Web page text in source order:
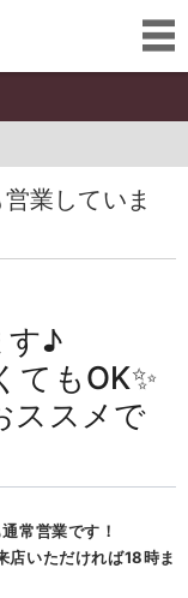
業していま
す♪
てもOK✨
ススメで
常営業です！
いただければ18時ま